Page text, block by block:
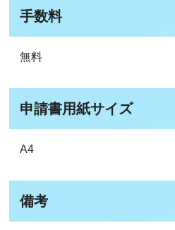
手数料
無料
申請書用紙サイズ
A4
備考